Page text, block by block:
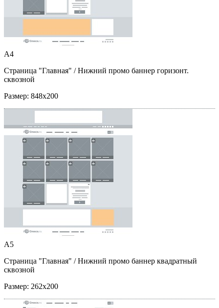
A4
Страница "Главная" / Нижний промо баннер горизонт.
сквозной
Размер: 848x200
A5
Страница "Главная" / Нижний промо баннер квадратный
сквозной
Размер: 262x200